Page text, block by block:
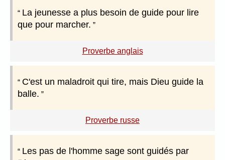
La jeunesse a plus besoin de guide pour lire
que pour marcher.
Proverbe anglais
C'est un maladroit qui tire, mais Dieu guide la
balle.
Proverbe russe
Les pas de l'homme sage sont guidés par